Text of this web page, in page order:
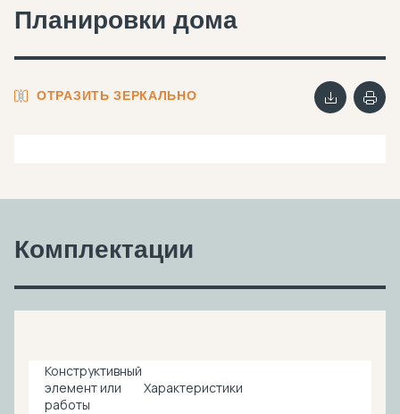
Планировки дома
ОТРАЗИТЬ ЗЕРКАЛЬНО
Комплектации
Конструктивный
элемент или
работы
Характеристики